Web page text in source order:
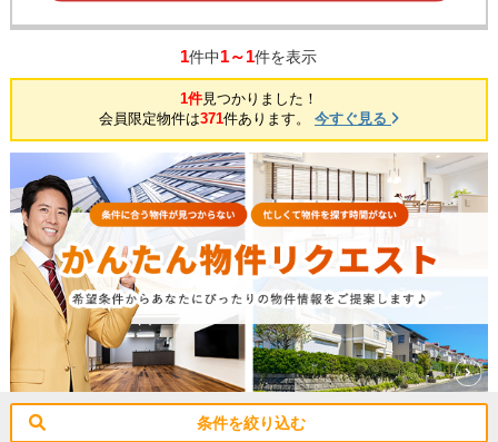
1件中1～1件を表示
1件見つかりました！
会員限定物件は371件あります。 今すぐ見る
条件を絞り込む